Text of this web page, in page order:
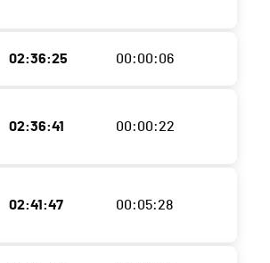
02:36:25 00:00:06
02:36:41 00:00:22
02:41:47 00:05:28